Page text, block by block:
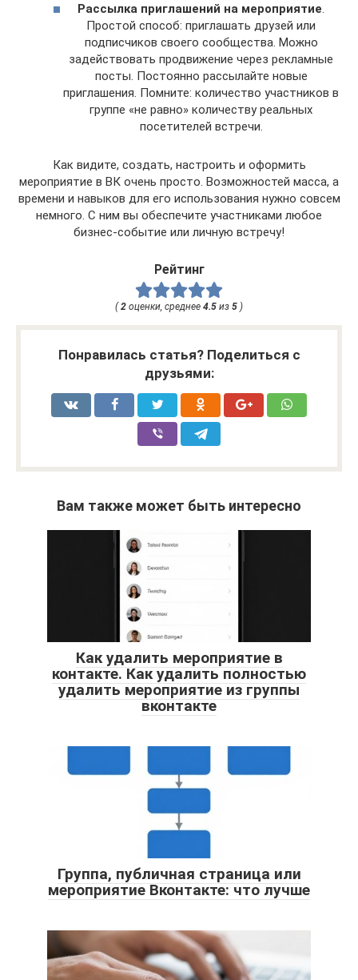
Рассылка приглашений на мероприятие
Простой способ: приглашать друзей или
подписчиков своего сообщества. Можно
задействовать продвижение через рекламные
посты. Постоянно рассылайте новые
приглашения. Помните: количество участников в
группе «не равно» количеству реальных
посетителей встречи.
Как видите, создать, настроить и оформить
мероприятие в ВК очень просто. Возможностей масса, а
времени и навыков для его использования нужно совсем
немного. С ним вы обеспечите участниками любое
бизнес-событие или личную встречу!
Рейтинг
( 2 оценки, среднее 4.5 из 5 )
Понравилась статья? Поделиться с
друзьями:
Вам также может быть интересно
Как удалить мероприятие в
контакте. Как удалить полностью
удалить мероприятие из группы
вконтакте
Группа, публичная страница или
мероприятие Вконтакте: что лучше